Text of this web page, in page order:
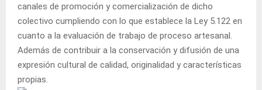
canales de promoción y comercialización de dicho
colectivo cumpliendo con lo que establece la Ley 5.122 en
cuanto a la evaluación de trabajo de proceso artesanal.
Además de contribuir a la conservación y difusión de una
expresión cultural de calidad, originalidad y características
propias.